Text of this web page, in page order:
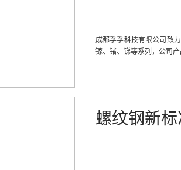
成都孚孚科技有限公司致
镓、锗、锑等系列，公司
螺纹钢新